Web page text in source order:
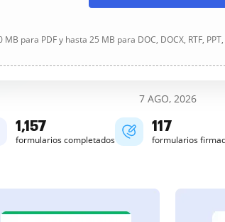
para PDF y hasta 25 MB para DOC, DOCX, RTF, PPT,
7 AGO, 2026
1,157
formularios completados
117
formularios